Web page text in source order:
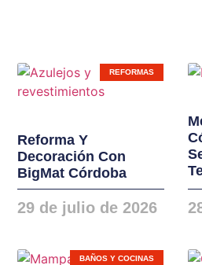
Ampliamos
productos en
instalaciones.
gamas de
balconeras,
REFORMAS
Reforma Y
Decoración Con
BigMat Córdoba
29 de julio de 2026
BAÑOS Y COCINAS